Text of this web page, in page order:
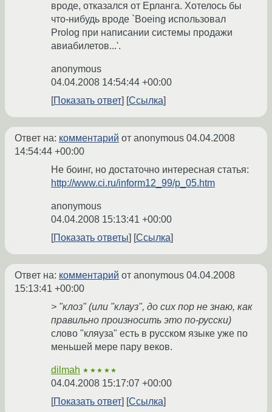
вроде, отказался от Ерланга. Хотелось бы
что-нибудь вроде `Boeing использовал
Prolog при написании системы продажи
авиабилетов...'.
anonymous
04.04.2008 14:54:44 +00:00
Показать ответ
Ссылка
Ответ на: комментарий от anonymous 04.04.2008
14:54:44 +00:00
Не боинг, но достаточно интересная статья:
http://www.ci.ru/inform12_99/p_05.htm
anonymous
04.04.2008 15:13:41 +00:00
Показать ответы
Ссылка
Ответ на: комментарий от anonymous 04.04.2008
15:13:41 +00:00
> "клоз" (или "клауз", до сих пор не знаю, как
правильно произносить это по-русски)
слово "кляуза" есть в русском языке уже по
меньшей мере пару веков.
dilmah ★★★★★
04.04.2008 15:17:07 +00:00
Показать ответ
Ссылка